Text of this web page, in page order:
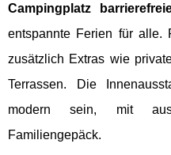
Campingplatz
entspannte Ferien für alle.
zusätzlich Extras wie
Terrassen. Die
modern sein, mit
Familiengepäck.